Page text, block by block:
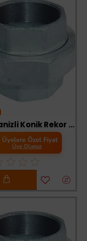
Galvanizli Konik Rekor 1 1/4
Üyelere Özel Fiyat
Üye Olunuz